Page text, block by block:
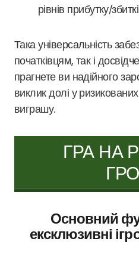
рівнів прибутку/
Така універсальність
початківцям, так і
прагнете ви надійного
виклик долі у
виграшу.
ГРА НА
Основний
ексклюзивні